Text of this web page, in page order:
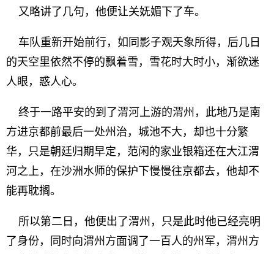
又略讲了几句，他便让关妩媚下了车。
车队重新开始前行，如同影子观天象所得，后几日
的天空里依然不停的飘着雪，雪花时大时小，渐欲迷
人眼，惑人心。
终于一路平安的到了渭河上游的渭州，此地乃是南
方进京都前最后一处州治，城池不大，却也十分繁
华，只是朝廷归期早定，范闲的家业银箱还在大江渭
河之上，在沙洲水师的保护下慢慢往京都去，他却不
能再耽搁。
所以第二日，他便出了渭州，只是此时他已经亮明
了身份，同时向渭州方面调了一百人的州军，渭州方